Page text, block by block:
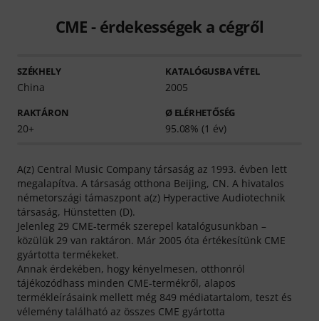
CME - érdekességek a cégről
SZÉKHELY
China
KATALÓGUSBA VÉTEL
2005
RAKTÁRON
20+
Ø ELÉRHETŐSÉG
95.08% (1 év)
A(z) Central Music Company társaság az 1993. évben lett
megalapítva. A társaság otthona Beijing, CN. A hivatalos
németországi támaszpont a(z) Hyperactive Audiotechnik
társaság, Hünstetten (D).
Jelenleg 29 CME-termék szerepel katalógusunkban –
közülük 29 van raktáron. Már 2005 óta értékesítünk CME
gyártotta termékeket.
Annak érdekében, hogy kényelmesen, otthonról
tájékozódhass minden CME-termékről, alapos
termékleírásaink mellett még 849 médiatartalom, teszt és
vélemény található az összes CME gyártotta